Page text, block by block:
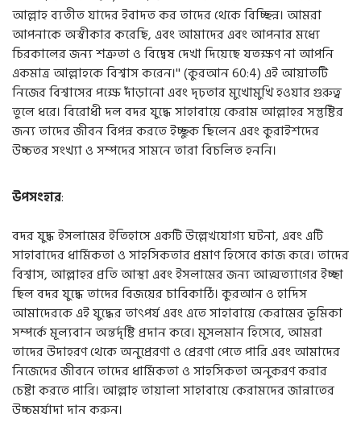
আল্লাহ ব্যতীত যাদের ইবাদত কর তাদের থেকে বিচ্ছিন্ন। আমরা
আপনাকে অস্বীকার করেছি, এবং আমাদের এবং আপনার মধ্যে
চিরকালের জন্য শত্রুতা ও বিদ্বেষ দেখা দিয়েছে যতক্ষণ না আপনি
একমাত্র আল্লাহকে বিশ্বাস করেন।'' (কুরআন 60:4) এই আয়াতটি
নিজের বিশ্বাসের পক্ষে দাঁড়ানো এবং দৃঢ়তার মুখোমুখি হওয়ার গুরুত্ব
তুলে ধরে। বিরোধী দল বদর যুদ্ধে সাহাবায়ে কেরাম আল্লাহর সন্তুষ্টির
জন্য তাদের জীবন বিপন্ন করতে ইচ্ছুক ছিলেন এবং কুরাইশদের
উচ্চতর সংখ্যা ও সম্পদের সামনে তারা বিচলিত হননি।
উপসংহার:
বদর যুদ্ধ ইসলামের ইতিহাসে একটি উল্লেখযোগ্য ঘটনা, এবং এটি
সাহাবাদের ধার্মিকতা ও সাহসিকতার প্রমাণ হিসেবে কাজ করে। তাদের
বিশ্বাস, আল্লাহর প্রতি আস্থা এবং ইসলামের জন্য আত্মত্যাগের ইচ্ছা
ছিল বদর যুদ্ধে তাদের বিজয়ের চাবিকাঠি। কুরআন ও হাদিস
আমাদেরকে এই যুদ্ধের তাৎপর্য এবং এতে সাহাবায়ে কেরামের ভূমিকা
সম্পর্কে মূল্যবান অন্তর্দৃষ্টি প্রদান করে। মুসলমান হিসেবে, আমরা
তাদের উদাহরণ থেকে অনুপ্রেরণা ও প্রেরণা পেতে পারি এবং আমাদের
নিজেদের জীবনে তাদের ধার্মিকতা ও সাহসিকতা অনুকরণ করার
চেষ্টা করতে পারি। আল্লাহ তায়ালা সাহাবায়ে কেরামদের জান্নাতের
উচ্চমর্যাদা দান করুন।